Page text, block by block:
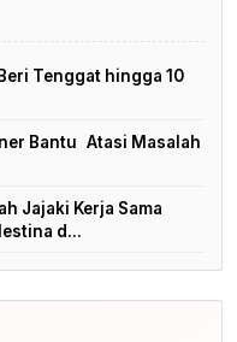
Tenggat hingga 10
Bantu Atasi Masalah
Jajaki Kerja Sama
d...